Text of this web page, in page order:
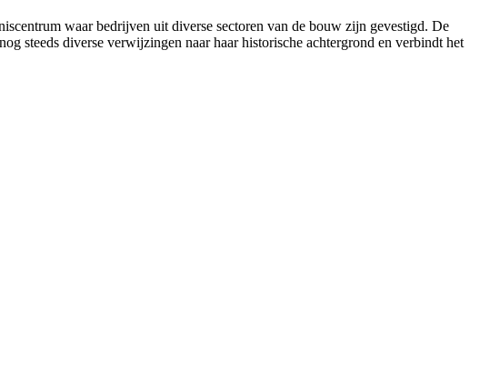
waar bedrijven uit diverse sectoren van de bouw zijn gevestigd. De
steeds diverse verwijzingen naar haar historische achtergrond en verbindt het